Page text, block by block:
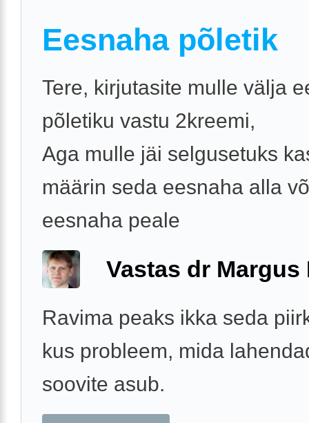
Eesnaha põletik
Tere, kirjutasite mulle välja
põletiku vastu 2kreemi,
Aga mulle jäi selgusetuks
määrin seda eesnaha alla
eesnaha peale
Vastas dr Margus
Ravima peaks ikka seda
kus probleem, mida
soovite asub.